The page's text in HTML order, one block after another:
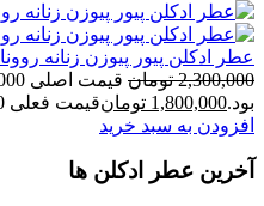
عطر ادکلن پیور پیوزن زنانه روونا
2,300,000 تومان
بود.1,800,000 تومانقیمت فعلی 1,800,000 تومان است.
افزودن به سبد خرید
آخرین عطر ادکلن ها